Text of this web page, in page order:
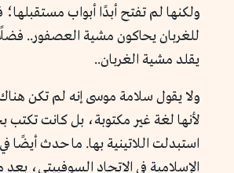
ولكنها لم تفتح أبدًا أبواب
للغربان يحاكون مشية العصفور..
يقلد مشية الغربان..
ولا يقول سلامة موسى إنه لم تكن
لأنها لغة غير مكتوبة، بل كانت تكتب
استبدلت اللاتينية بها. ما حدث أيضًا
الإسلامية في الاتحاد السوفييتي، بعد